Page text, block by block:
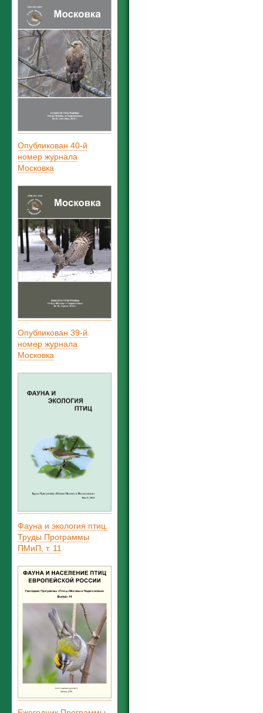
Опубликован 40-й
номер журнала
Московка
Опубликован 39-й
номер журнала
Московка
Фауна и экология птиц.
Труды Программы
ПМиП, т. 11